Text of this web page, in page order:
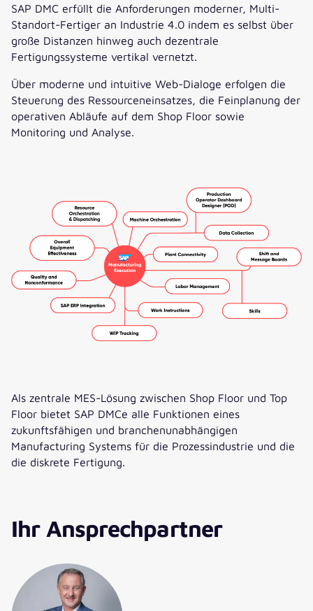
SAP DMC erfüllt die Anforderungen moderner, Multi-
Standort-Fertiger an Industrie 4.0 indem es selbst über
große Distanzen hinweg auch dezentrale
Fertigungssysteme vertikal vernetzt.
Über moderne und intuitive Web-Dialoge erfolgen die
Steuerung des Ressourceneinsatzes, die Feinplanung der
operativen Abläufe auf dem Shop Floor sowie
Monitoring und Analyse.
Als zentrale MES-Lösung zwischen Shop Floor und Top
Floor bietet SAP DMCe alle Funktionen eines
zukunftsfähigen und branchenunabhängigen
Manufacturing Systems für die Prozessindustrie und die
die diskrete Fertigung.
Ihr Ansprechpartner